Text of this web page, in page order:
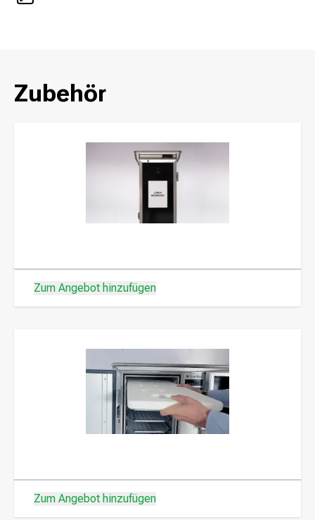
Zubehör
Zum Angebot hinzufügen
Zum Angebot hinzufügen